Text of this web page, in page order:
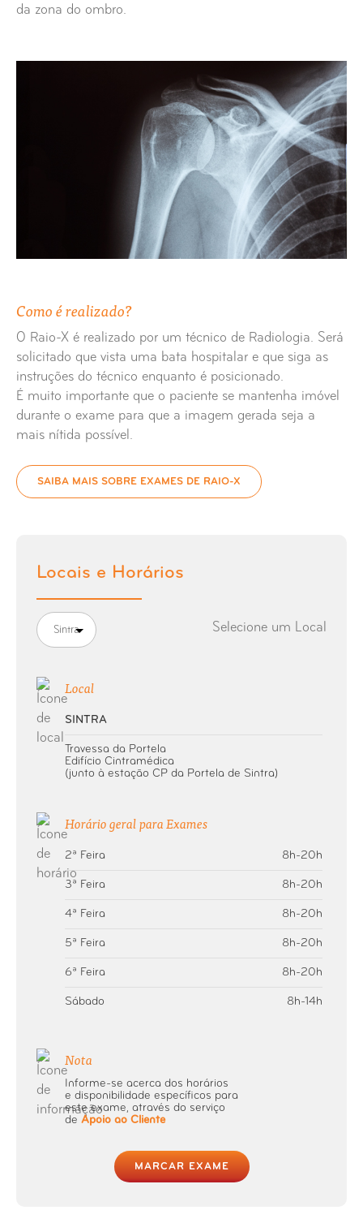
Raio-X Articulação Externo Clavicular
Raio-X Articulação Temporo-Maxilar
Raio-X Articulações Sacro Ilíacas
Raio-X Buracos Ópticos Bilaterais
Raio-X Calcâneo
Raio-X Cávum
Raio-X Coluna Coccigea
Raio-X Coluna Dorsal
Raio-X Coluna Extra-longa
Raio-X Coluna Lombar
Raio-X Coluna Lombo-Sagrada
Raio-X Coluna Sagrada
Raio-X Coluna Vertebral
Raio-X Crânio
Raio-X Dedo (mão ou pé)
Raio-X Esqueleto
da zona do ombro.
Como é realizado?
O Raio-X é realizado por um técnico de Radiologia. Será
solicitado que vista uma bata hospitalar e que siga as
instruções do técnico enquanto é posicionado.
É muito importante que o paciente se mantenha imóvel
durante o exame para que a imagem gerada seja a
mais nítida possível.
SAIBA MAIS SOBRE EXAMES DE RAIO-X
Locais e Horários
Sintra Selecione um Local
Local
SINTRA
Travessa da Portela
Edifício Cintramédica
(junto à estação CP da Portela de Sintra)
Horário geral para Exames
2ª Feira 8h-20h
3ª Feira 8h-20h
4ª Feira 8h-20h
5ª Feira 8h-20h
6ª Feira 8h-20h
Sábado 8h-14h
Nota
Informe-se acerca dos horários
e disponibilidade específicos para
este exame, através do serviço
de Apoio ao Cliente
MARCAR EXAME